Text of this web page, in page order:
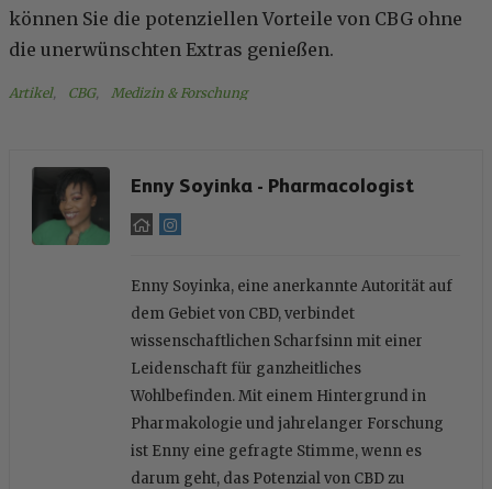
können Sie die potenziellen Vorteile von CBG ohne
die unerwünschten Extras genießen.
Artikel, CBG, Medizin & Forschung
Enny Soyinka - Pharmacologist
Enny Soyinka, eine anerkannte Autorität auf
dem Gebiet von CBD, verbindet
wissenschaftlichen Scharfsinn mit einer
Leidenschaft für ganzheitliches
Wohlbefinden. Mit einem Hintergrund in
Pharmakologie und jahrelanger Forschung
ist Enny eine gefragte Stimme, wenn es
darum geht, das Potenzial von CBD zu